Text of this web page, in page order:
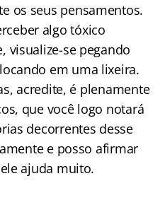
os seus pensamentos.
algo tóxico
visualize-se pegando
em uma lixeira.
acredite, é plenamente
que você logo notará
decorrentes desse
e posso afirmar
ajuda muito.